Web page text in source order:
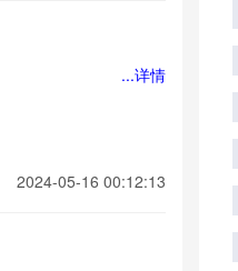
...详情
2024-05-16 00:12:13